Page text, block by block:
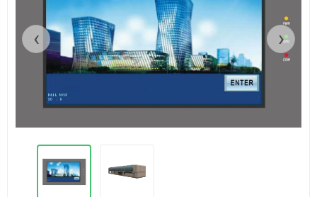
‹ ›